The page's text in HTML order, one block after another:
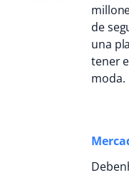
de
una
tener
moda.